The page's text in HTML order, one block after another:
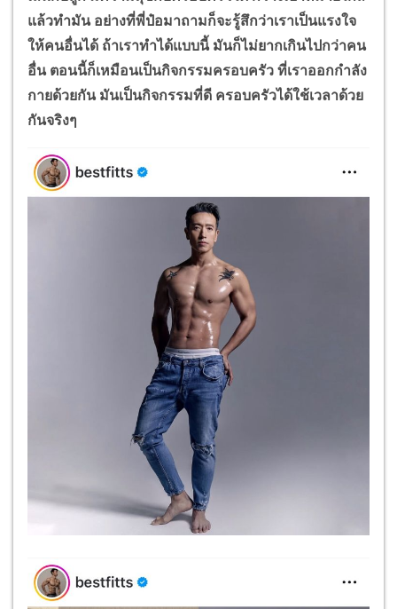
แล้วทำมัน อย่างที่พี่ป๋อมาถามก็จะรู้สึกว่าเราเป็นแรงใจ
ให้คนอื่นได้ ถ้าเราทำได้แบบนี้ มันก็ไม่ยากเกินไปกว่าคน
อื่น ตอนนี้ก็เหมือนเป็นกิจกรรมครอบครัว ที่เราออกกำลัง
กายด้วยกัน มันเป็นกิจกรรมที่ดี ครอบครัวได้ใช้เวลาด้วย
กันจริงๆ